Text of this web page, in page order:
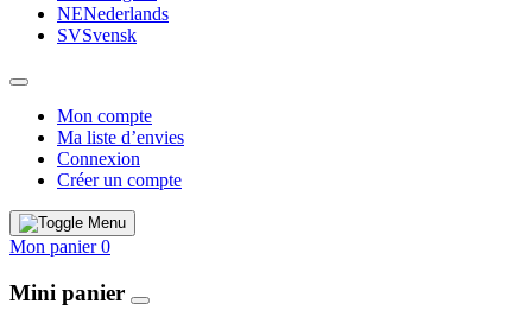
NENederlands
SVSvensk
Mon compte
Ma liste d’envies
Connexion
Créer un compte
Mon panier 0
Mini panier